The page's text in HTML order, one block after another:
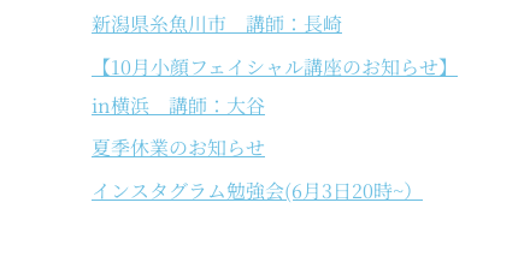
新潟県糸魚川市 講師：長崎
【10月小顔フェイシャル講座のお知らせ】
in横浜 講師：大谷
夏季休業のお知らせ
インスタグラム勉強会(6月3日20時~）